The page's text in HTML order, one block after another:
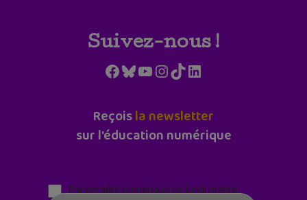
Suivez-nous !
Facebook
Bluesky
YouTube
Instagram
TikTokLinkedIn
Reçoisla newsletter
sur l'éducation numérique
Parentalité numérique (le lundi matin)